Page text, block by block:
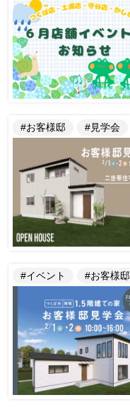
#お客様邸
#見学会
#イベント #お客様邸